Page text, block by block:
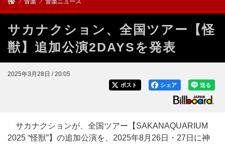
音楽 音楽ニュース
サカナクション、全国ツアー【怪
獣】追加公演2DAYSを発表
2025年3月28日 / 20:05
送る
シェア
ポスト
サカナクションが、全国ツアー【SAKANAQUARIUM
2025 “怪獣”】の追加公演を、2025年8月26日・27日に神